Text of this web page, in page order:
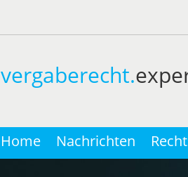
vergaberecht.
Home Nachrichten